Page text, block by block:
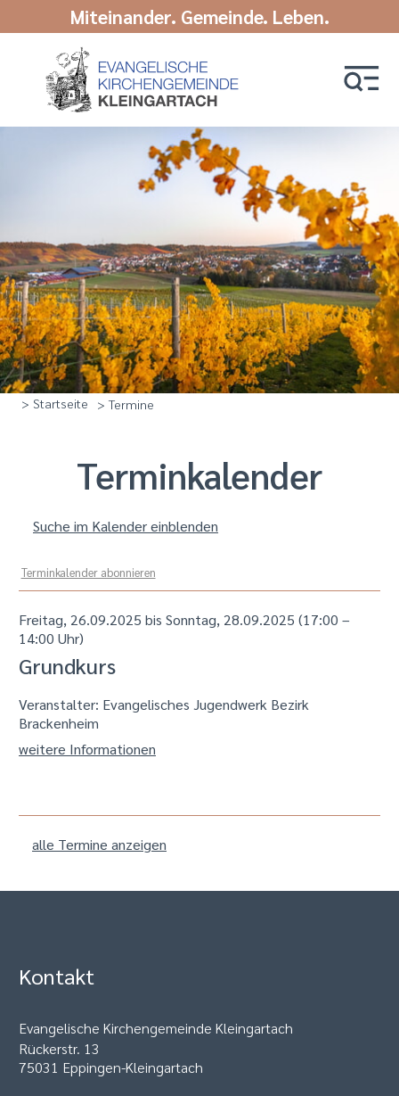
Miteinander. Gemeinde. Leben.
> Startseite > Termine
Termin­kalender
Suche im Kalender einblenden
Terminkalender abonnieren
Freitag, 26.09.2025 bis Sonntag, 28.09.2025 (17:00 –
14:00 Uhr)
Grundkurs
Veranstalter: Evangelisches Jugendwerk Bezirk
Brackenheim
weitere Informationen
alle Termine anzeigen
Kontakt
Evangelische Kirchengemeinde Kleingartach
Rückerstr. 13
75031 Eppingen-Kleingartach